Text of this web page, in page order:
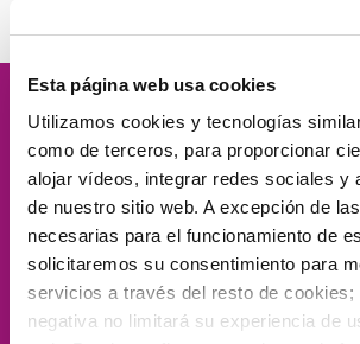
Esta página web usa cookies
Utilizamos cookies y tecnologías
como de terceros, para proporcionar
alojar vídeos, integrar redes sociales y
de nuestro sitio web. A excepción de
necesarias para el funcionamiento de
solicitaremos su consentimiento para
servicios a través del resto de cookies;
negativa no limitará su experiencia de
Velamos porla
personas, elcompromiso
proximidad, la
innovación.